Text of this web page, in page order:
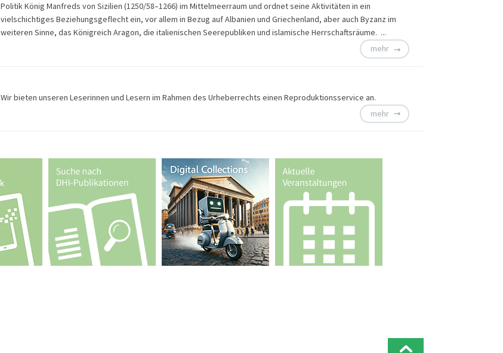
Politik König Manfreds von Sizilien (1250/58–1266) im Mittelmeerraum und ordnet seine Aktivitäten in ein
vielschichtiges Beziehungsgeflecht ein, vor allem in Bezug auf Albanien und Griechenland, aber auch Byzanz im
weiteren Sinne, das Königreich Aragon, die italienischen Seerepubliken und islamische Herrschaftsräume. ...
mehr
Wir bieten unseren Leserinnen und Lesern im Rahmen des Urheberrechts einenReproduktionsservice an.
mehr